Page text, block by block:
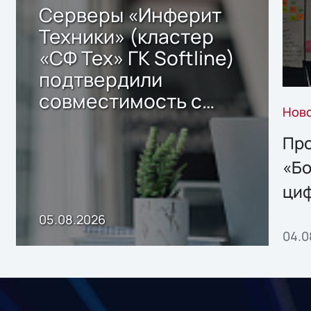
Серверы «Инферит
Техники» (кластер
«СФ Тех» ГК Softline)
подтвердили
совместимость с
решением Sharx
Storage 2.x для
хранения данных
05.08.2026